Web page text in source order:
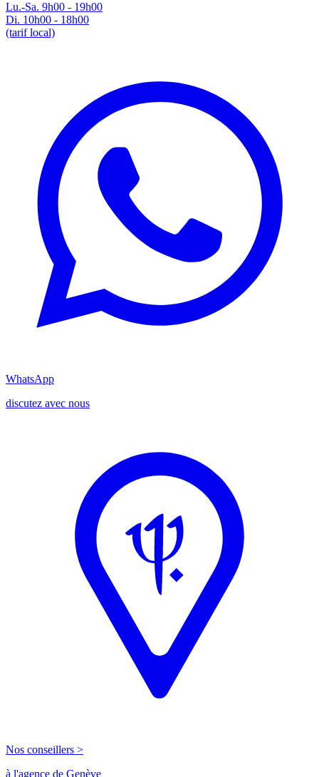
Lu.-Sa. 9h00 - 19h00
Di. 10h00 - 18h00
(tarif local)
WhatsApp
discutez avec nous
Nos conseillers >
à l'agence de Genève